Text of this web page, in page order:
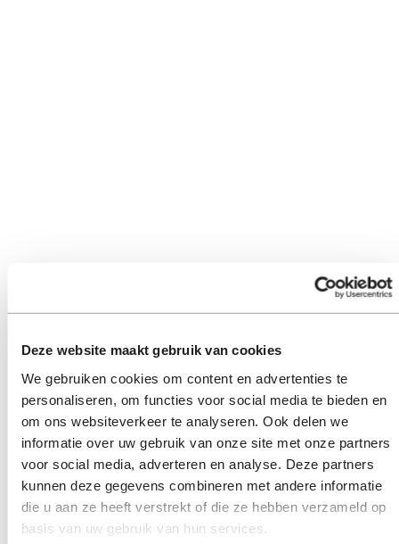
Deze website maakt gebruik van cookies
We gebruiken cookies om content en advertenties te
personaliseren, om functies voor social media te bieden en
om ons websiteverkeer te analyseren. Ook delen we
informatie over uw gebruik van onze site met onze partners
voor social media, adverteren en analyse. Deze partners
kunnen deze gegevens combineren met andere informatie
die u aan ze heeft verstrekt of die ze hebben verzameld op
basis van uw gebruik van hun services.